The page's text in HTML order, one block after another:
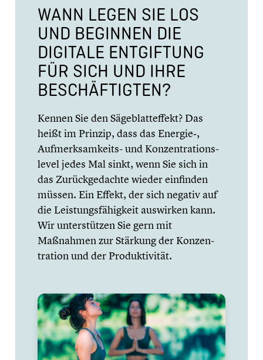
WANN LEGEN SIE LOS
UND BEGINNEN DIE
DIGITALE ENTGIF­TUNG
FÜR SICH UND IHRE
BESCHÄF­TIG­TEN?
Kennen Sie den Sägeblatt­ef­fekt? Das
heißt im Prinzip, dass das Energie‑,
Aufmerksamkeits- und Konzen­tra­ti­ons­
le­vel jedes Mal sinkt, wenn Sie sich in
das Zurück­ge­dachte wieder einfinden
müssen. Ein Effekt, der sich negativ auf
die Leistungs­fä­hig­keit auswirken kann.
Wir unter­stüt­zen Sie gern mit
Maßnahmen zur Stärkung der Konzen­
tra­tion und der Produk­ti­vi­tät.